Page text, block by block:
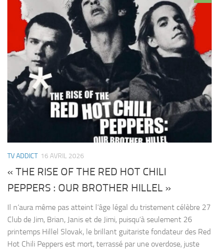
TV ADDICT 16 AVRIL 2026
« THE RISE OF THE RED HOT CHILI
PEPPERS : OUR BROTHER HILLEL »
Il n’aura même pas atteint l’âge légal du tristement célèbre 27
Club de Jim, Brian, Janis et de Jimi, puisqu’à seulement 26
printemps Hillel Slovak, le brillant guitariste fondateur des Red
Hot Chili Peppers est mort, terrassé par une overdose, juste